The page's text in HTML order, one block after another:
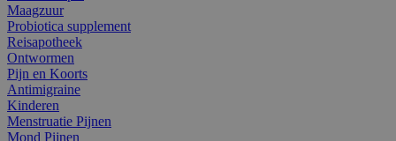
Maagzuur
Probiotica supplement
Reisapotheek
Ontwormen
Pijn en Koorts
Antimigraine
Kinderen
Menstruatie Pijnen
Mond Pijnen